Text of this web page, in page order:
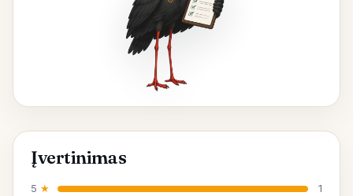
Įvertinimas
5 ★
1